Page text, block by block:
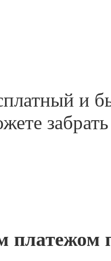
и
платежом